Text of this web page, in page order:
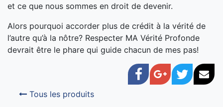
et ce que nous sommes en droit de devenir.
Alors pourquoi accorder plus de crédit à la vérité de
l’autre qu’à la nôtre? Respecter MA Vérité Profonde
devrait être le phare qui guide chacun de mes pas!
Facebook
Google+
Twitter
Tous les produits